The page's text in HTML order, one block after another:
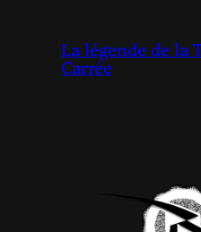
La légende de la
Carrée